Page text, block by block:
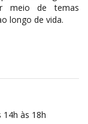
meio de temas
longo de vida.
às 18h